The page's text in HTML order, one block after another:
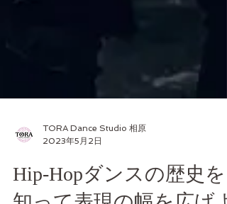
TORA Dance Studio 相原
2023年5月2日